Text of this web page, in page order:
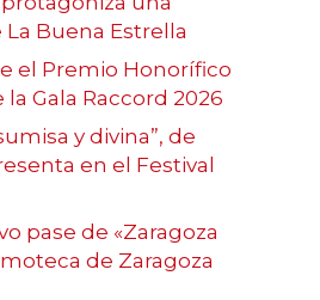
Buena Estrella
el Premio Honorífico
Gala Raccord 2026
y divina”, de
en el Festival
pase de «Zaragoza
de Zaragoza